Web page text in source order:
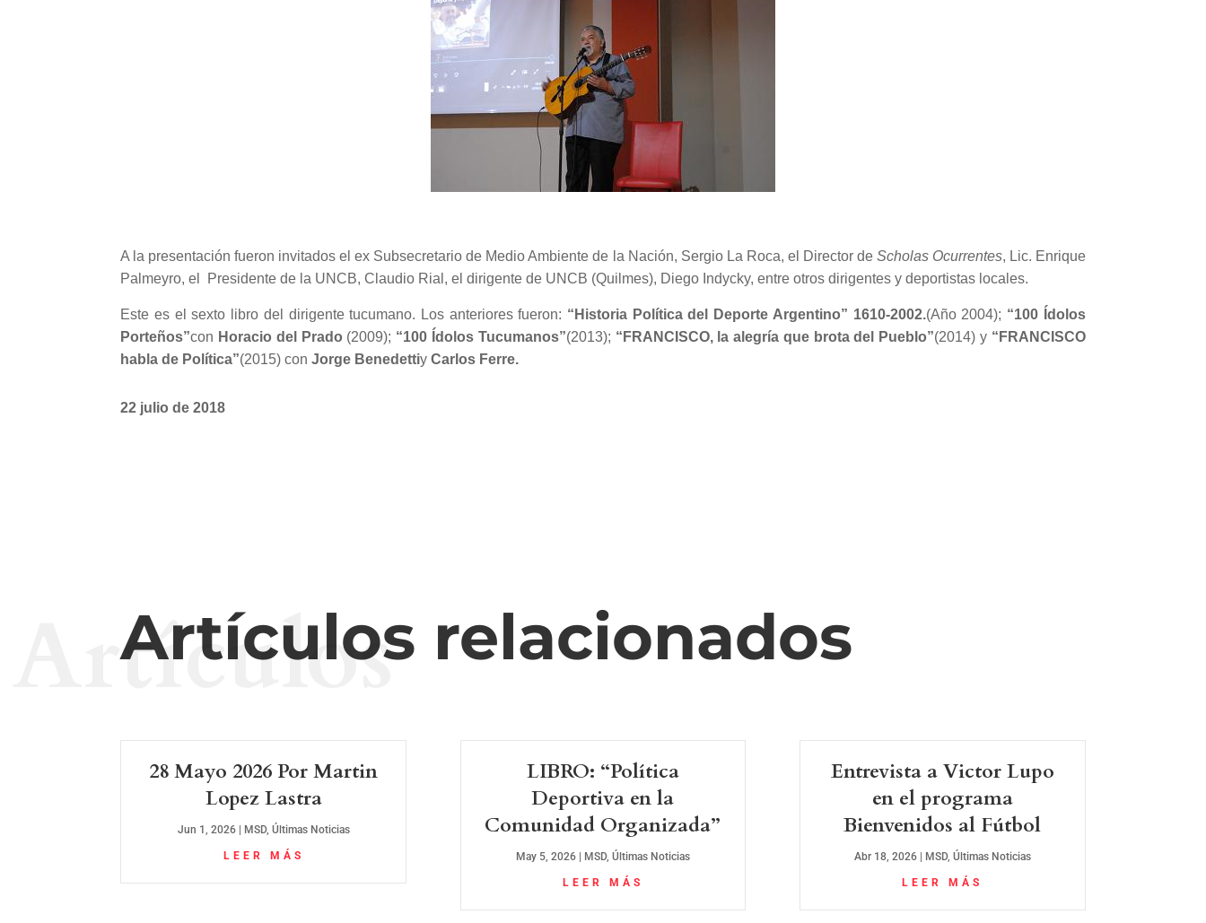
A la presentación fueron invitados el ex Subsecretario de Medio Ambiente de la Nación, Sergio La Roca, el Director de Scholas Ocurrentes, Lic. Enrique
Palmeyro, el Presidente de la UNCB, Claudio Rial, el dirigente de UNCB (Quilmes), Diego Indycky, entre otros dirigentes y deportistas locales.
Este es el sexto libro del dirigente tucumano. Los anteriores fueron: “Historia Política del Deporte Argentino” 1610-2002.(Año 2004); “100 Ídolos
Porteños”con Horacio del Prado (2009); “100 Ídolos Tucumanos”(2013); “FRANCISCO, la alegría que brota del Pueblo”(2014) y “FRANCISCO
habla de Política”(2015) con Jorge Benedettiy Carlos Ferre.
22 julio de 2018
Artículos relacionados
Artículos
28 Mayo 2026 Por Martin
Lopez Lastra
Jun 1, 2026| MSD, Últimas Noticias
LEER MÁS
LIBRO: “Política
Deportiva en la
Comunidad Organizada”
May 5, 2026| MSD, Últimas Noticias
LEER MÁS
Entrevista a Victor Lupo
en el programa
Bienvenidos al Fútbol
Abr 18, 2026| MSD, Últimas Noticias
LEER MÁS